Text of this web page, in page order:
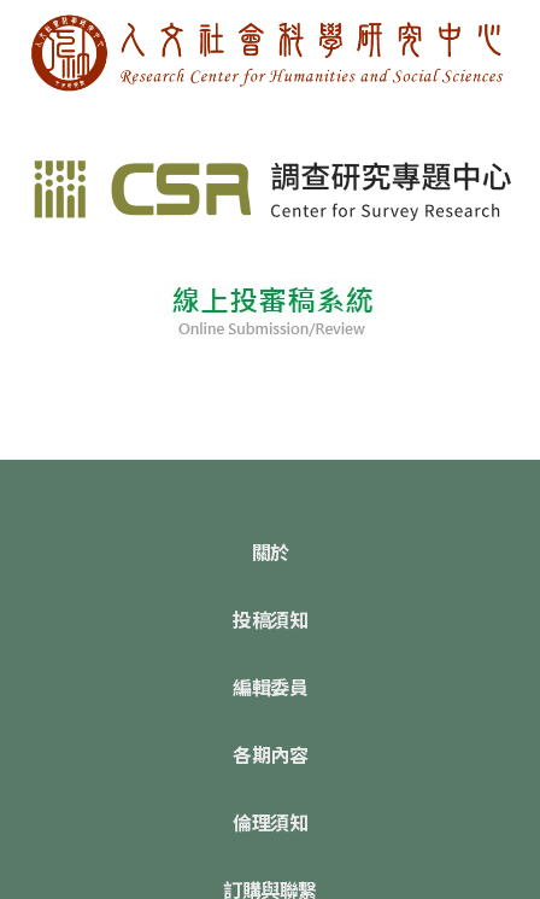
關於
投稿須知
編輯委員
各期內容
倫理須知
訂購與聯繫